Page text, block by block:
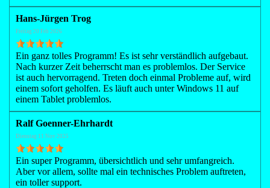
Hans-Jürgen Trog
Freitag 20 Feb 2026
Ein ganz tolles Programm! Es ist sehr verständlich aufgebaut.
Nach kurzer Zeit beherrscht man es problemlos. Der Service
ist auch hervorragend. Treten doch einmal Probleme auf, wird
einem sofort geholfen. Es läuft auch unter Windows 11 auf
einem Tablet problemlos.
Ralf Goenner-Ehrhardt
Dienstag 11 Nov 2025
Ein super Programm, übersichtlich und sehr umfangreich.
Aber vor allem, sollte mal ein technisches Problem auftreten,
ein toller support.